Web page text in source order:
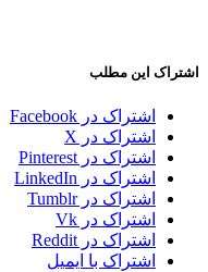
اشتراک این مطلب
اشتراک در Facebook
اشتراک در X
اشتراک در Pinterest
اشتراک در LinkedIn
اشتراک در Tumblr
اشتراک در Vk
اشتراک در Reddit
اشتراک با ایمیل